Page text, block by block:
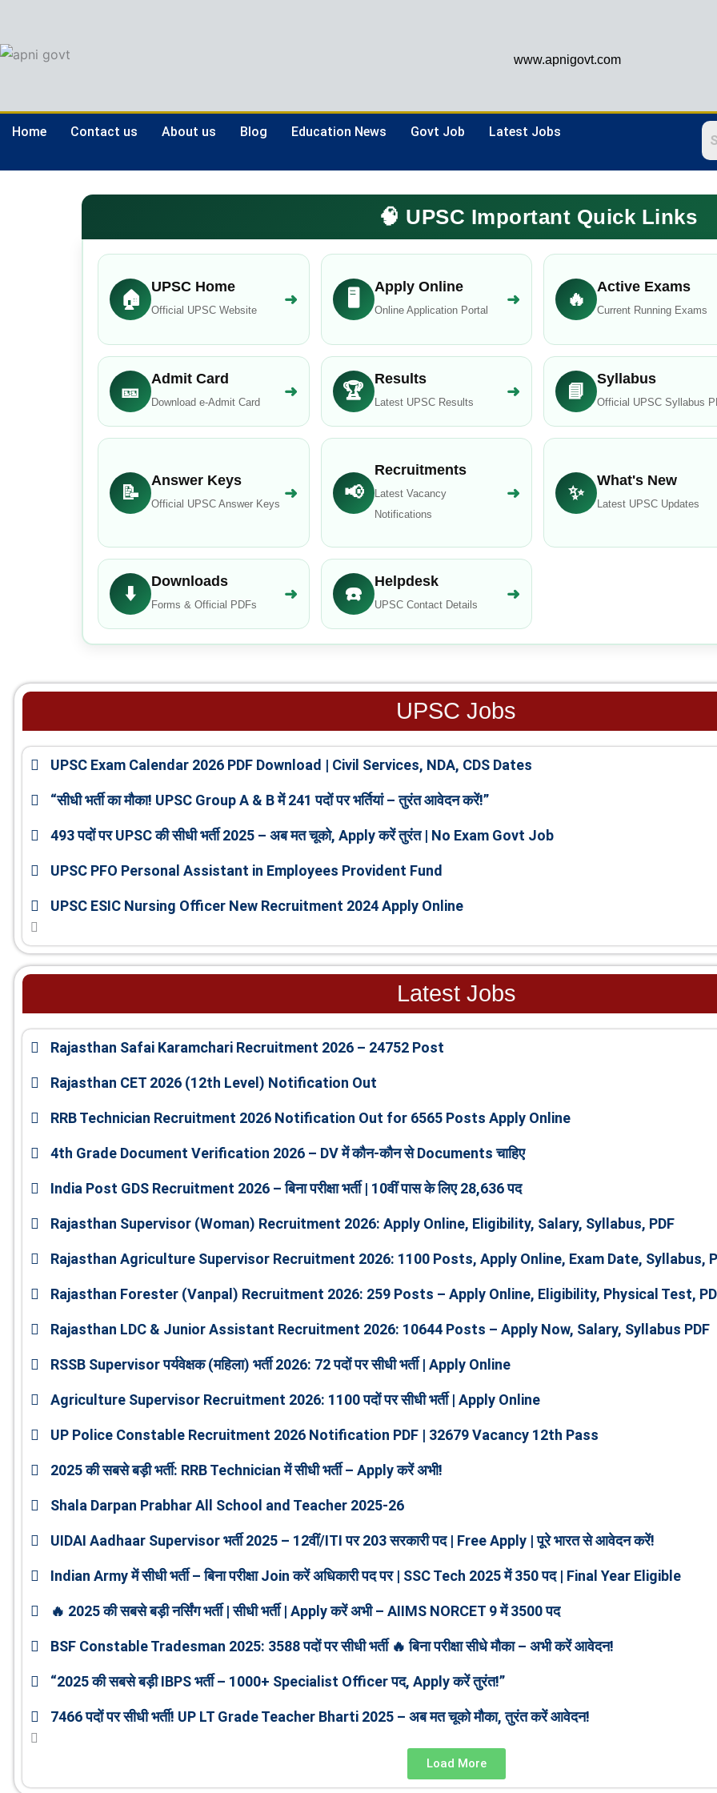
content
www.apnigovt.com
Home Contact us About us Blog Education News Govt Job Latest Jobs
🧠 UPSC Important Quick Links
🏠
UPSC Home
Official UPSC Website
➜ 🖥️
Apply Online
Online Application Portal
➜ 🔥
Active Exams
Current Running Exams
🎫
Admit Card
Download e-Admit Card
➜ 🏆
Results
Latest UPSC Results
➜ 📘
Syllabus
Official UPSC Syllabus
📝
Answer Keys
Official UPSC Answer Keys
➜ 📢
Recruitments
Latest Vacancy
Notifications
➜ ✨
What's New
Latest UPSC Updates
⬇️
Downloads
Forms & Official PDFs
➜ ☎️
Helpdesk
UPSC Contact Details
➜
UPSC Jobs
UPSC Exam Calendar 2026 PDF Download | Civil Services, NDA, CDS Dates
“सीधी भर्ती का मौका! UPSC Group A & B में 241 पदों पर भर्तियां – तुरंत आवेदन करें!”
493 पदों पर UPSC की सीधी भर्ती 2025 – अब मत चूको, Apply करें तुरंत | No Exam Govt Job
UPSC PFO Personal Assistant in Employees Provident Fund
UPSC ESIC Nursing Officer New Recruitment 2024 Apply Online
Latest Jobs
Rajasthan Safai Karamchari Recruitment 2026 – 24752 Post
Rajasthan CET 2026 (12th Level) Notification Out
RRB Technician Recruitment 2026 Notification Out for 6565 Posts Apply Online
4th Grade Document Verification 2026 – DV में कौन-कौन से Documents चाहिए
India Post GDS Recruitment 2026 – बिना परीक्षा भर्ती | 10वीं पास के लिए 28,636 पद
Rajasthan Supervisor (Woman) Recruitment 2026: Apply Online, Eligibility, Salary, Syllabus, PDF
Rajasthan Agriculture Supervisor Recruitment 2026: 1100 Posts, Apply Online, Exam Date, Syllabus,
Rajasthan Forester (Vanpal) Recruitment 2026: 259 Posts – Apply Online, Eligibility, Physical Test,
Rajasthan LDC & Junior Assistant Recruitment 2026: 10644 Posts – Apply Now, Salary, Syllabus PDF
RSSB Supervisor पर्यवेक्षक (महिला) भर्ती 2026: 72 पदों पर सीधी भर्ती | Apply Online
Agriculture Supervisor Recruitment 2026: 1100 पदों पर सीधी भर्ती | Apply Online
UP Police Constable Recruitment 2026 Notification PDF | 32679 Vacancy 12th Pass
2025 की सबसे बड़ी भर्ती: RRB Technician में सीधी भर्ती – Apply करें अभी!
Shala Darpan Prabhar All School and Teacher 2025-26
UIDAI Aadhaar Supervisor भर्ती 2025 – 12वीं/ITI पर 203 सरकारी पद | Free Apply | पूरे भारत से आवेदन करें!
Indian Army में सीधी भर्ती – बिना परीक्षा Join करें अधिकारी पद पर | SSC Tech 2025 में 350 पद | Final Year Eligible
🔥 2025 की सबसे बड़ी नर्सिंग भर्ती | सीधी भर्ती | Apply करें अभी – AIIMS NORCET 9 में 3500 पद
BSF Constable Tradesman 2025: 3588 पदों पर सीधी भर्ती 🔥 बिना परीक्षा सीधे मौका – अभी करें आवेदन!
“2025 की सबसे बड़ी IBPS भर्ती – 1000+ Specialist Officer पद, Apply करें तुरंत!”
7466 पदों पर सीधी भर्ती! UP LT Grade Teacher Bharti 2025 – अब मत चूको मौका, तुरंत करें आवेदन!
Load More